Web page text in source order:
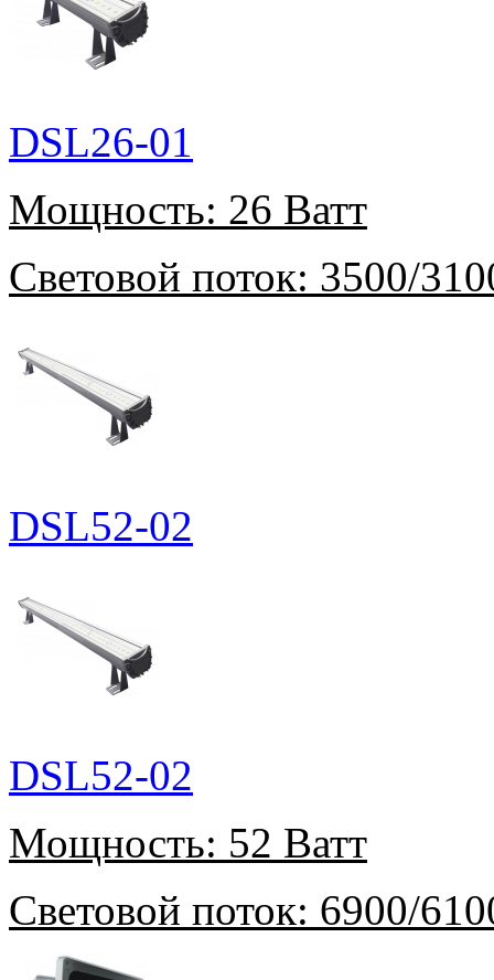
DSL26-01
Мощность: 26 Ватт
Световой поток: 3500/
DSL52-02
DSL52-02
Мощность: 52 Ватт
Световой поток: 6900/